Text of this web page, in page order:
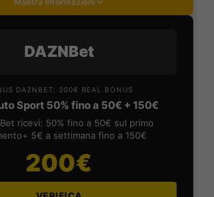
DAZNBet
DAZNBET: 200€ REAL BONUS
Sport 50% fino a 50€ + 150€
ricevi: 50% fino a 50€ sul primo
5€ a settimana fino a 150€
200€